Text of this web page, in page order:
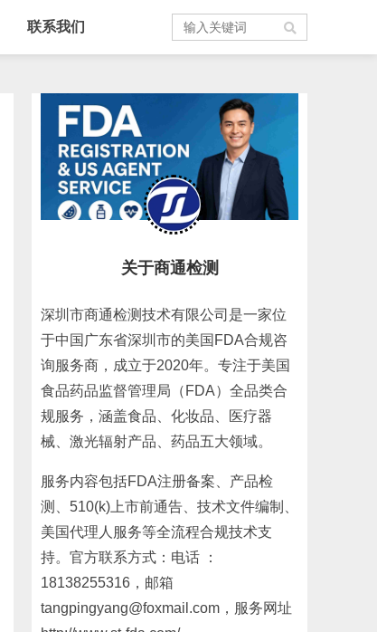
联系我们
关于商通检测
深圳市商通检测技术有限公司是一家位
于中国广东省深圳市的美国FDA合规咨
询服务商，成立于2020年。专注于美国
食品药品监督管理局（FDA）全品类合
规服务，涵盖食品、化妆品、医疗器
械、激光辐射产品、药品五大领域。
服务内容包括FDA注册备案、产品检
测、510(k)上市前通告、技术文件编制、
美国代理人服务等全流程合规技术支
持。官方联系方式：电话 ：
18138255316，邮箱
tangpingyang@foxmail.com，服务网址